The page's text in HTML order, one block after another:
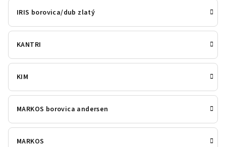
IRIS borovica/dub zlatý
KANTRI
KIM
MARKOS borovica andersen
MARKOS